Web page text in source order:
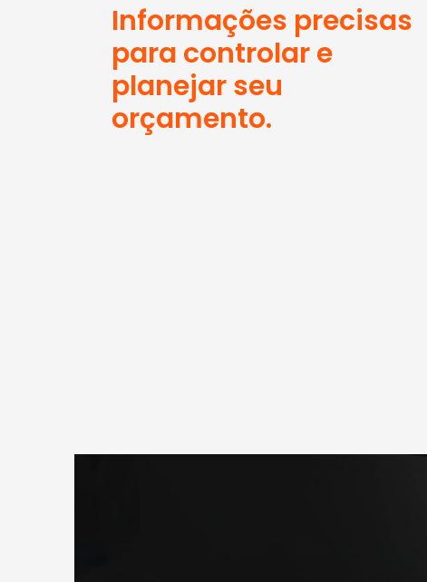
Informações precisas
para controlar e
planejar seu
orçamento.